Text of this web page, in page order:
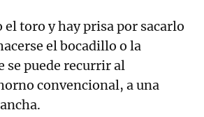
el toro y hay prisa por sacarlo
el bocadillo o la
se puede recurrir al
convencional, a una